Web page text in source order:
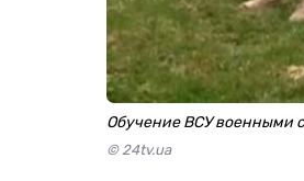
Обучение ВСУ военными
© 24tv.ua